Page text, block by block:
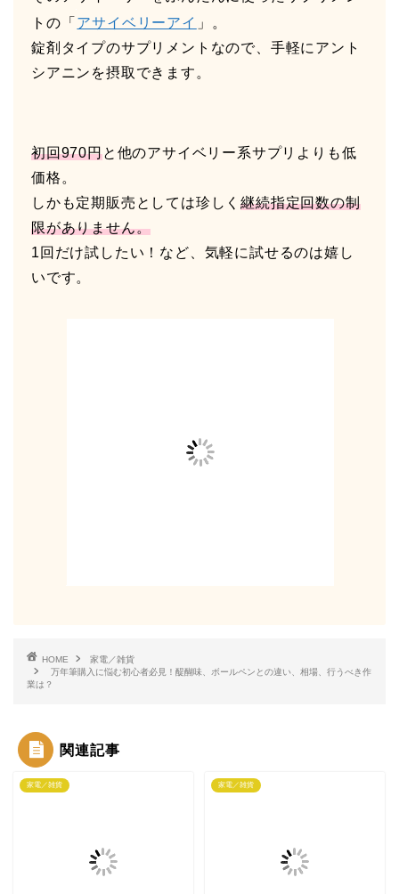
トの「 アサイベリーアイ 」。
錠剤タイプのサプリメントなので、手軽にアント
シアニンを摂取できます。
初回970円と他のアサイベリー系サプリよりも低
価格。
しかも定期販売としては珍しく継続指定回数の制
限がありません。
1回だけ試したい！など、気軽に試せるのは嬉し
いです。
HOME
家電／雑貨
万年筆購入に悩む初心者必見！醍醐味、ボールペンとの違い、相場、行うべき作
業は？
関連記事
家電／雑貨 家電／雑貨